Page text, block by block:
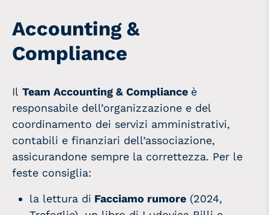
Accounting &
Compliance
Il Team Accounting & Compliance è
responsabile dell’organizzazione e del
coordinamento dei servizi amministrativi,
contabili e finanziari dell’associazione,
assicurandone sempre la correttezza. Per le
feste consiglia:
la lettura di Facciamo rumore (2024,